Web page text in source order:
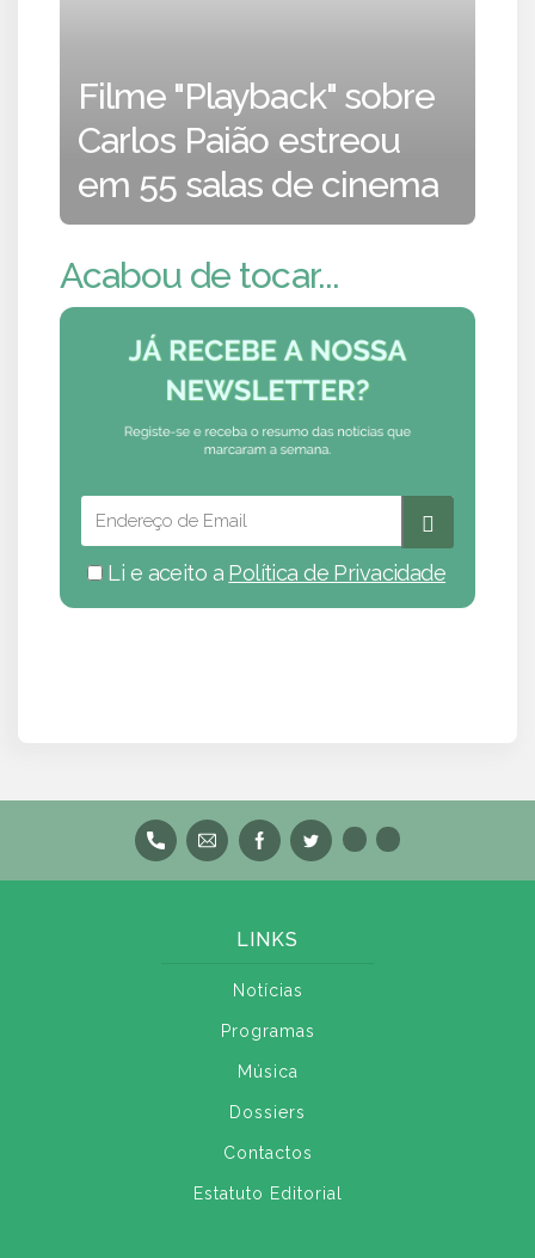
Filme "Playback" sobre
Carlos Paião estreou
em 55 salas de cinema
Acabou de tocar...
Li e aceito a Política de Privacidade
LINKS
Notícias
Programas
Música
Dossiers
Contactos
Estatuto Editorial